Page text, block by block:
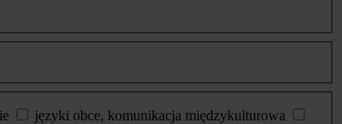
języki obce, komunikacja międzykulturowa